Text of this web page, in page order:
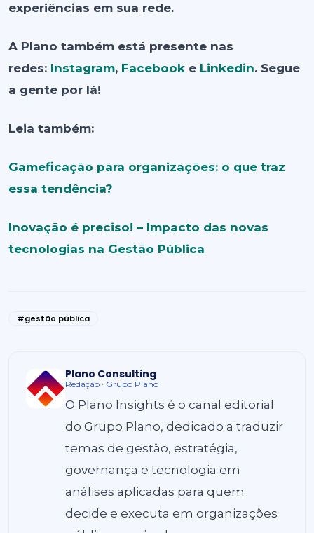
experiências em sua rede.
A Plano também está presente nas
redes: Instagram, Facebook e Linkedin. Segue
a gente por lá!
Leia também:
Gameficação para organizações: o que traz
essa tendência?
Inovação é preciso! – Impacto das novas
tecnologias na Gestão Pública
#gestão pública
Plano Consulting
Redação · Grupo Plano
O Plano Insights é o canal editorial
do Grupo Plano, dedicado a traduzir
temas de gestão, estratégia,
governança e tecnologia em
análises aplicadas para quem
decide e executa em organizações